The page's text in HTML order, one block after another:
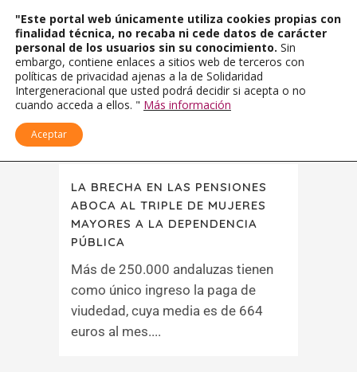
LA BRECHA EN LAS PENSIONES
ABOCA AL TRIPLE DE MUJERES
MAYORES A LA DEPENDENCIA
PÚBLICA
Más de 250.000 andaluzas tienen
como único ingreso la paga de
viudedad, cuya media es de 664
euros al mes....
"Este portal web únicamente utiliza cookies propias con
finalidad técnica, no recaba ni cede datos de carácter
personal de los usuarios sin su conocimiento. Sin
embargo, contiene enlaces a sitios web de terceros con
políticas de privacidad ajenas a la de Solidaridad
Intergeneracional que usted podrá decidir si acepta o no
cuando acceda a ellos. " Más información
Aceptar